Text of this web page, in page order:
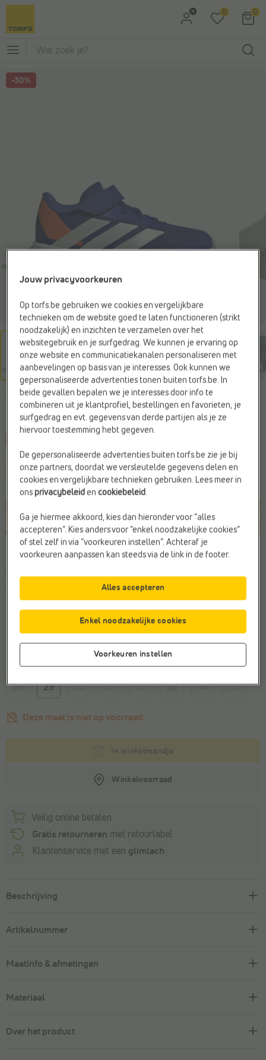
Ga naar Hoofdmenu
0 0
-30%
ADIDAS
Sneakers blauw
Je bespaart € 13,80
€ 45,99 € 32,19
Vorige laagste prijs: € 32,19
Kleur
Maat
28 29 30 31 32 33 34 35
Deze maat is niet op voorraad.
In winkelmandje
Winkelvoorraad
Veilig online betalen
Gratis retourneren met retourlabel
Klantenservice met een glimlach
Beschrijving
Artikelnummer
Maatinfo & afmetingen
Materiaal
Over het product
Jouw privacyvoorkeuren
Op torfs.be gebruiken we cookies en vergelijkbare
technieken om de website goed te laten functioneren (strikt
noodzakelijk) en inzichten te verzamelen over het
websitegebruik en je surfgedrag. We kunnen je ervaring op
onze website en communicatiekanalen personaliseren met
aanbevelingen op basis van je interesses. Ook kunnen we
gepersonaliseerde advertenties tonen buiten torfs.be. In
beide gevallen bepalen we je interesses door info te
combineren uit je klantprofiel, bestellingen en favorieten, je
surfgedrag en evt. gegevens van derde partijen als je ze
hiervoor toestemming hebt gegeven.
De gepersonaliseerde advertenties buiten torfs.be zie je bij
onze partners, doordat we versleutelde gegevens delen en
cookies en vergelijkbare technieken gebruiken. Lees meer in
onsprivacybeleid encookiebeleid.
Ga je hiermee akkoord, kies dan hieronder voor “alles
accepteren”. Kies anders voor “enkel noodzakelijke cookies”
of stel zelf in via “voorkeuren instellen”. Achteraf je
voorkeuren aanpassen kan steeds via de link in de footer.
Voorkeuren instellen
Enkel noodzakelijke cookies
Alles accepteren